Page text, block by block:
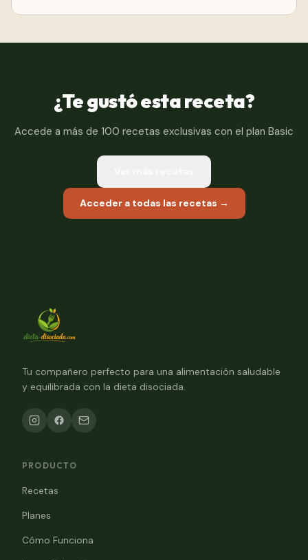
¿Te gustó esta receta?
Accede a más de 100 recetas exclusivas con el plan Basic
Acceder a todas las recetas →
Tu compañero perfecto para una alimentación saludable
y equilibrada con la dieta disociada.
PRODUCTO
Recetas
Planes
Cómo Funciona